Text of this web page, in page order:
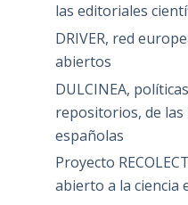
las editoriales
DRIVER, red
abiertos
DULCINEA,
repositorios, de las
españolas
Proyecto
abierto a la ciencia